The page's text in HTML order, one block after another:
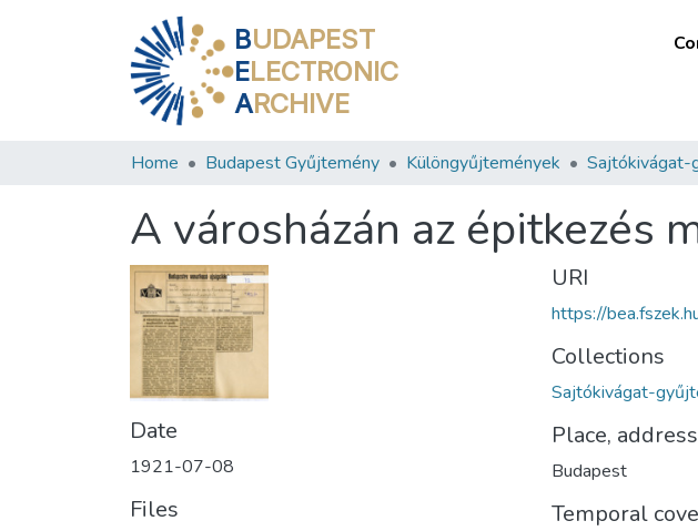
BUDAPEST
ELECTRONIC
ARCHIVE
Home Budapest Gyűjtemény Különgyűjtemények Sajtókivágat-
A városházán az épitkezés
Date
1921-07-08
Files
URI
https://
Collections
Sajtókivágat-
Place, address
Budapest
Temporal